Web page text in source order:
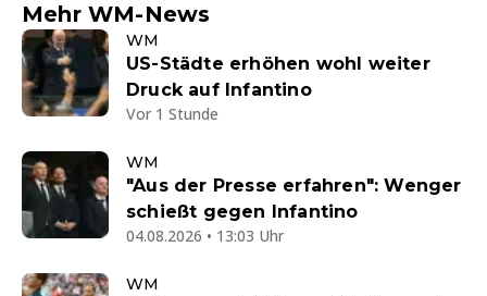
Mehr WM-News
WM
US-Städte erhöhen wohl weiter
Druck auf Infantino
Vor 1 Stunde
WM
"Aus der Presse erfahren": Wenger
schießt gegen Infantino
04.08.2026 • 13:03 Uhr
WM